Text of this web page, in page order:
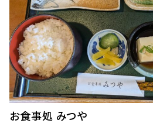
お食事処 みつや